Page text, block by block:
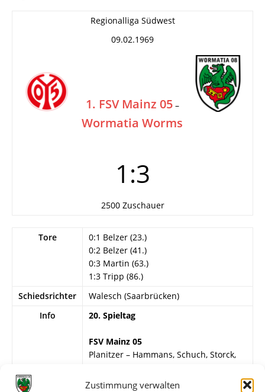
Zustimmung verwalten
Regionalliga Südwest
09.02.1969
1. FSV Mainz 05 –
Wormatia Worms
1:3
2500 Zuschauer
Tore
0:1 Belzer (23.)
0:2 Belzer (41.)
0:3 Martin (63.)
1:3 Tripp (86.)
Schiedsrichter
Walesch (Saarbrücken)
Info
20. Spieltag
FSV Mainz 05
Planitzer – Hammans, Schuch, Storck,
Klauß, Rößler, Gaußmann.